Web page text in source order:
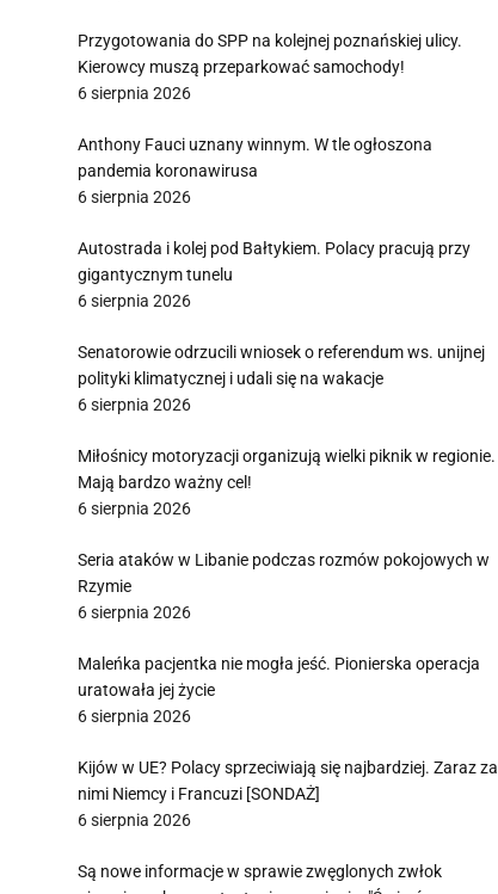
Przygotowania do SPP na kolejnej poznańskiej ulicy.
Kierowcy muszą przeparkować samochody!
6 sierpnia 2026
Anthony Fauci uznany winnym. W tle ogłoszona
pandemia koronawirusa
6 sierpnia 2026
Autostrada i kolej pod Bałtykiem. Polacy pracują przy
gigantycznym tunelu
6 sierpnia 2026
Senatorowie odrzucili wniosek o referendum ws. unijnej
polityki klimatycznej i udali się na wakacje
6 sierpnia 2026
Miłośnicy motoryzacji organizują wielki piknik w regionie.
Mają bardzo ważny cel!
6 sierpnia 2026
Seria ataków w Libanie podczas rozmów pokojowych w
Rzymie
6 sierpnia 2026
Maleńka pacjentka nie mogła jeść. Pionierska operacja
uratowała jej życie
6 sierpnia 2026
Kijów w UE? Polacy sprzeciwiają się najbardziej. Zaraz za
nimi Niemcy i Francuzi [SONDAŻ]
6 sierpnia 2026
Są nowe informacje w sprawie zwęglonych zwłok